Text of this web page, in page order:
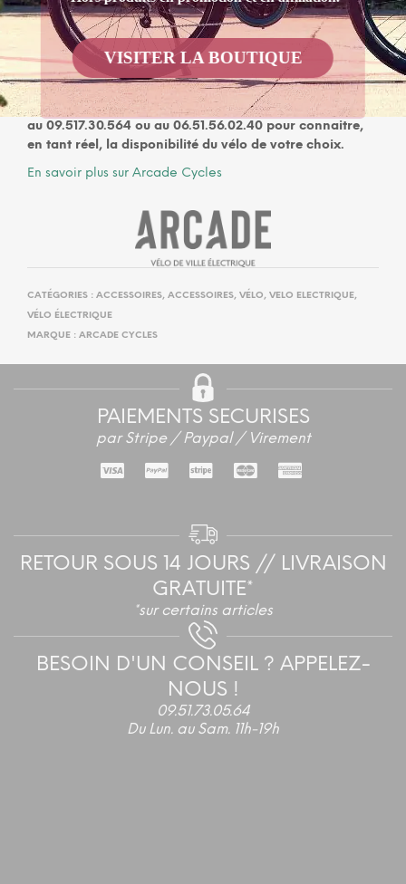
My Green Sport vous propose une sélection de cycles,
VTT, Cruiser, ou vélo de rando pour que votre monture
soit toujours à la hauteur de votre passion !
Vous ne trouvez pas le vélo Arcade Cycles que vous
cherchez ? Contactez-nous
par mail ou appelez-nous
au 09.517.30.564 ou au 06.51.56.02.40 pour connaitre,
en tant réel, la disponibilité du vélo de votre choix.
En savoir plus sur Arcade Cycles
CATÉGORIES : ACCESSOIRES, ACCESSOIRES, VÉLO, VELO ELECTRIQUE,
VÉLO ÉLECTRIQUE
MARQUE : ARCADE CYCLES
PAIEMENTS SECURISES
par Stripe / Paypal / Virement
RETOUR SOUS 14 JOURS // LIVRAISON
GRATUITE*
*sur certains articles
BESOIN D'UN CONSEIL ? APPELEZ-
NOUS !
09.51.73.05.64
Du Lun. au Sam. 11h-19h
VISITER LA BOUTIQUE